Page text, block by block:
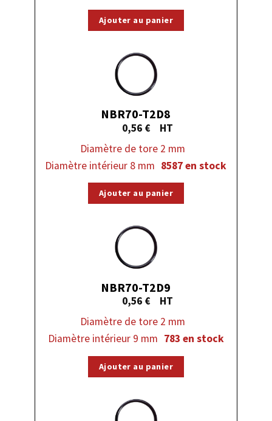
Ajouter au panier
NBR70-T2D8
0,56 €
Diamètre de tore 2 mm
Diamètre intérieur 8 mm 8587 en stock
Ajouter au panier
NBR70-T2D9
0,56 €
Diamètre de tore 2 mm
Diamètre intérieur 9 mm 783 en stock
Ajouter au panier